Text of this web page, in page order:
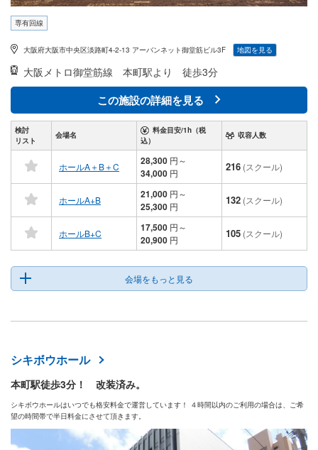
専有回線
大阪府大阪市中央区淡路町4-2-13 アーバンネット御堂筋ビル3F 地図を見る
大阪メトロ御堂筋線 本町駅より 徒歩3分
この施設の詳細を見る
検討
リスト
会場名
料金目安/1h（税
込）
収容人数
ホールA＋B＋C 28,300 円～
34,000 円 216 (スクール)
ホールA+B 21,000 円～
25,300 円 132 (スクール)
ホールB+C 17,500 円～
20,900 円 105 (スクール)
会場をもっと見る
シキボウホール
本町駅徒歩3分！ 改装済み。
シキボウホールはいつでも格安料金で運営しています！ ４時間以内のご利用の場合は、ご希
望の時間帯で半日料金にさせて頂きます。